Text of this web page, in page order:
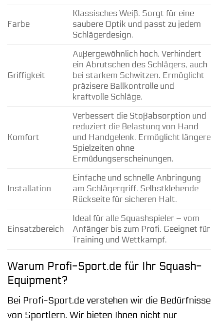
Farbe
Klassisches Weiß. Sorgt für eine
saubere Optik und passt zu jedem
Schlägerdesign.
Griffigkeit
Außergewöhnlich hoch. Verhindert
ein Abrutschen des Schlägers, auch
bei starkem Schwitzen. Ermöglicht
präzisere Ballkontrolle und
kraftvolle Schläge.
Komfort
Verbessert die Stoßabsorption und
reduziert die Belastung von Hand
und Handgelenk. Ermöglicht längere
Spielzeiten ohne
Ermüdungserscheinungen.
Installation
Einfache und schnelle Anbringung
am Schlägergriff. Selbstklebende
Rückseite für sicheren Halt.
Einsatzbereich
Ideal für alle Squashspieler – vom
Anfänger bis zum Profi. Geeignet für
Training und Wettkampf.
Warum Profi-Sport.de für Ihr Squash-
Equipment?
Bei Profi-Sport.de verstehen wir die Bedürfnisse
von Sportlern. Wir bieten Ihnen nicht nur